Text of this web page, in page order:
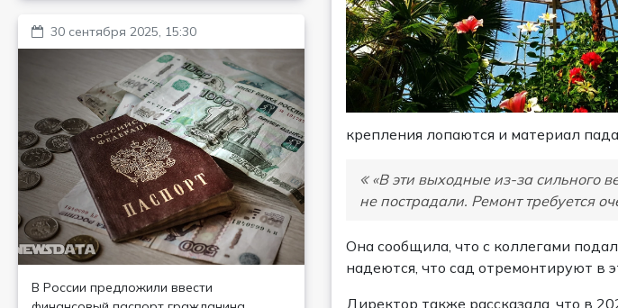
30 сентября 2025, 15:30
В России предложили ввести
крепления лопаются и материал
«В эти выходные из-за сильного
не пострадали. Ремонт требуется
Она сообщила, что с коллегами
надеются, что сад отремонтируют в
Директор также рассказала, что в